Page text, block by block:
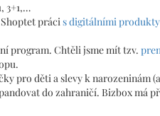
3+1,…
prácis digitálními produkty
program. Chtěli jsme mít tzv.
pro děti a slevy k narozeninám
do zahraničí. Bizbox má